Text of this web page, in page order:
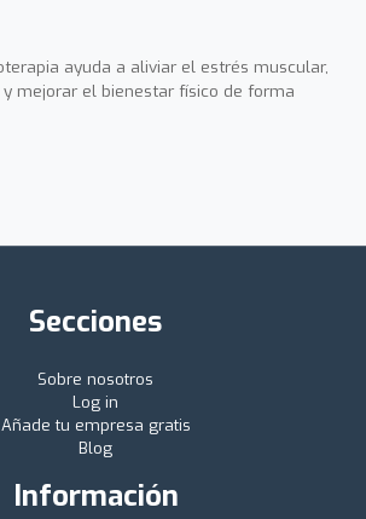
ayuda a aliviar el estrés muscular,
mejorar el bienestar físico de forma
Secciones
Sobre nosotros
Log in
Añade tu empresa gratis
Blog
Información